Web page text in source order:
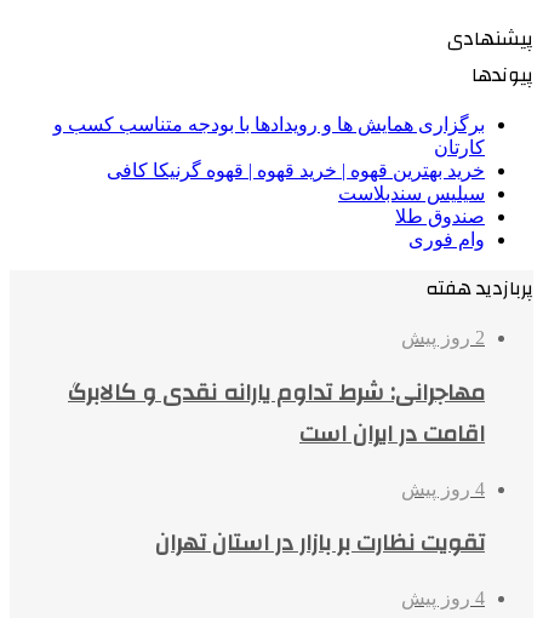
پیشنهادی
پیوندها
برگزاری همایش ها و رویدادها با بودجه متناسب کسب و
کارتان
خرید بهترین قهوه | خرید قهوه | قهوه گرنیکا کافی
سیلیس سندبلاست
صندوق طلا
وام فوری
پربازدید هفته
2 روز پیش
مهاجرانی: شرط تداوم یارانه نقدی و کالابرگ
اقامت در ایران است
4 روز پیش
تقویت نظارت بر بازار در استان تهران
4 روز پیش